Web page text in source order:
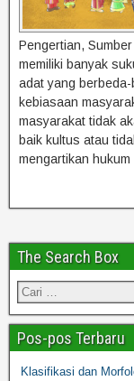
Pengertian,
memiliki banyak
adat yang
kebiasaan
masyarakat tidak
baik kultus atau
mengartikan
The Search Box
Pos-pos Terbaru
Klasifikasi dan